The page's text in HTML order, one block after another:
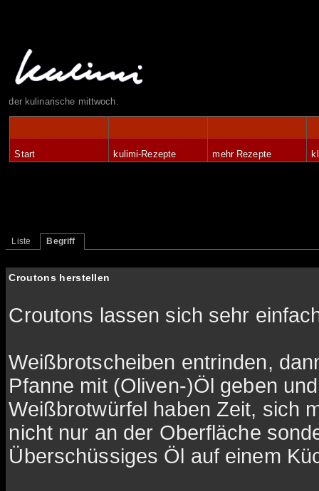
der kulinarische mittwoch.
Start kulimi-Rezepte mehr Rezepte
Liste Begriff
Croutons herstellen
Croutons lassen sich sehr
Weißbrotscheiben entrinden,
Pfanne mit (Oliven-)Öl geben
Weißbrotwürfel haben Zeit, sich
nicht nur an der Oberfläche
Überschüssiges Öl auf einem